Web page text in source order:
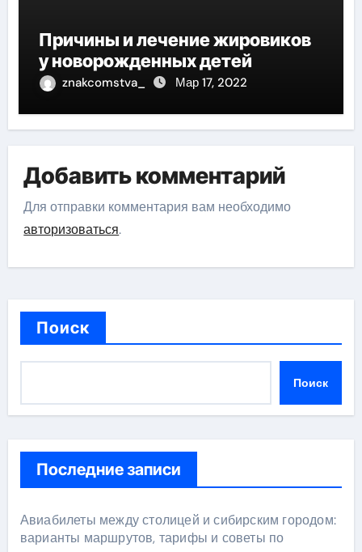
Причины и лечение жировиков
у новорожденных детей
znakcomstva_ Мар 17, 2022
Добавить комментарий
Для отправки комментария вам необходимо
авторизоваться.
Поиск
Поиск
Последние записи
Авиабилеты между столицей и сибирским городом:
варианты маршрутов, тарифы и советы по